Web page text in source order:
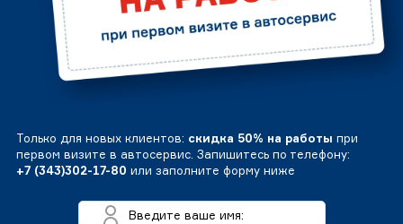
Только для новых клиентов: скидка 50% на работы при
первом визите в автосервис. Запишитесь по телефону:
+7 (343)302-17-80 или заполните форму ниже